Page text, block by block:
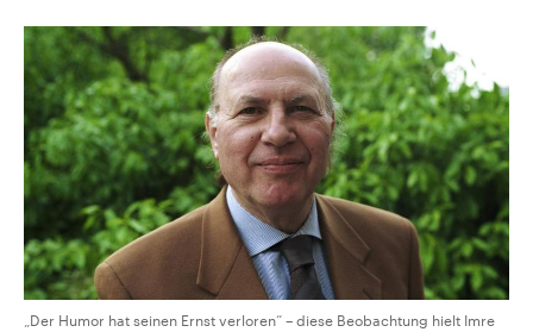
„Der Humor hat seinen Ernst verloren“ – diese Beobachtung hielt Imre